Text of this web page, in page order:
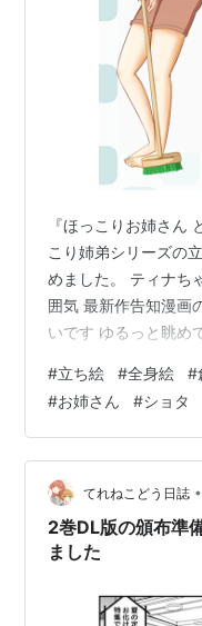
『ほっこりお姉さん
こり姉弟シリーズの
めました。 ティナち
囲気 最新作告知漫画
いです ゆるっと眺め
の漫画を投稿しまし
ドです（DL版セール
らどうぞ👇
にもあります
#立ち絵 #全身絵 #
#お姉さん #ショタ
てれねこどう日誌 •
2巻DL版の頒布準
ました